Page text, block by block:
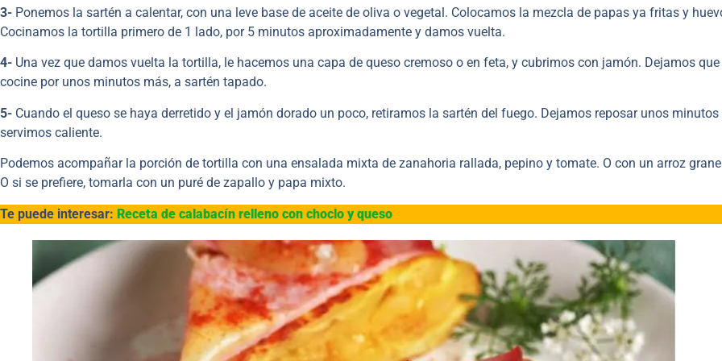
3- Ponemos la sartén a calentar, con una leve base de aceite de oliva o vegetal. Colocamos la mezcla de papas ya fritas y
Cocinamos la tortilla primero de 1 lado, por 5 minutos aproximadamente y damos vuelta.
4- Una vez que damos vuelta la tortilla, le hacemos una capa de queso cremoso o en feta, y cubrimos con jamón. Dejamos que
cocine por unos minutos más, a sartén tapado.
5- Cuando el queso se haya derretido y el jamón dorado un poco, retiramos la sartén del fuego. Dejamos reposar unos minutos
servimos caliente.
Podemos acompañar la porción de tortilla con una ensalada mixta de zanahoria rallada, pepino y tomate. O con un arroz
O si se prefiere, tomarla con un puré de zapallo y papa mixto.
Te puede interesar: Receta de calabacín relleno con choclo y queso